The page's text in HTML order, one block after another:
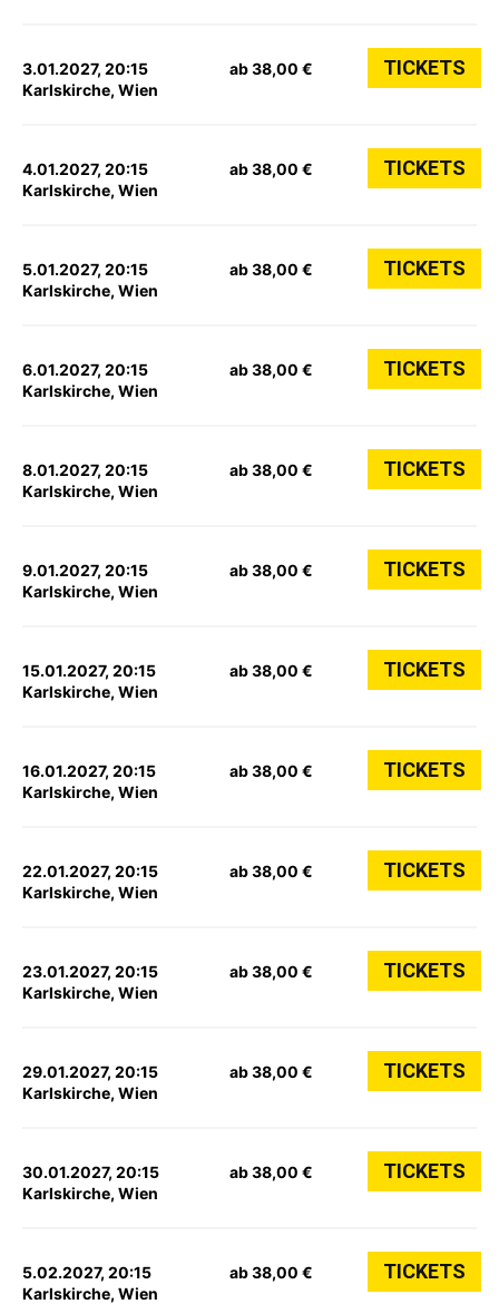
3.01.2027, 20:15
Karlskirche, Wien
ab 38,00 € TICKETS
4.01.2027, 20:15
Karlskirche, Wien
ab 38,00 € TICKETS
5.01.2027, 20:15
Karlskirche, Wien
ab 38,00 € TICKETS
6.01.2027, 20:15
Karlskirche, Wien
ab 38,00 € TICKETS
8.01.2027, 20:15
Karlskirche, Wien
ab 38,00 € TICKETS
9.01.2027, 20:15
Karlskirche, Wien
ab 38,00 € TICKETS
15.01.2027, 20:15
Karlskirche, Wien
ab 38,00 € TICKETS
16.01.2027, 20:15
Karlskirche, Wien
ab 38,00 € TICKETS
22.01.2027, 20:15
Karlskirche, Wien
ab 38,00 € TICKETS
23.01.2027, 20:15
Karlskirche, Wien
ab 38,00 € TICKETS
29.01.2027, 20:15
Karlskirche, Wien
ab 38,00 € TICKETS
30.01.2027, 20:15
Karlskirche, Wien
ab 38,00 € TICKETS
5.02.2027, 20:15
Karlskirche, Wien
ab 38,00 € TICKETS